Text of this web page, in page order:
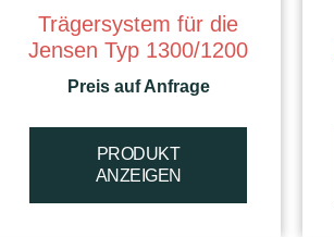
Trägersystem für die
Jensen Typ 1300/1200
Preis auf Anfrage
PRODUKT
ANZEIGEN